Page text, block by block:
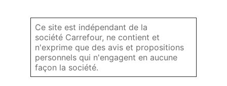
Ce site est indépendant de la
société Carrefour, ne contient et
n'exprime que des avis et propositions
personnels qui n'engagent en aucune
façon la société.